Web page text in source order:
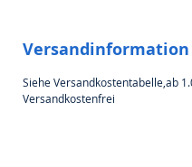
Versandinformation
Siehe Versandkostentabelle,ab
Versandkostenfrei